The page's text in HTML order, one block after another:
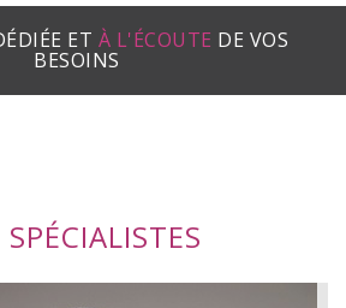
ET À L'ÉCOUTE DE VOS
BESOINS
SPÉCIALISTES